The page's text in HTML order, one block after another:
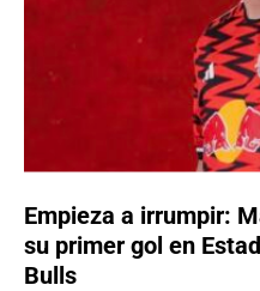
Empieza a irrumpir:
su primer gol en
Bulls